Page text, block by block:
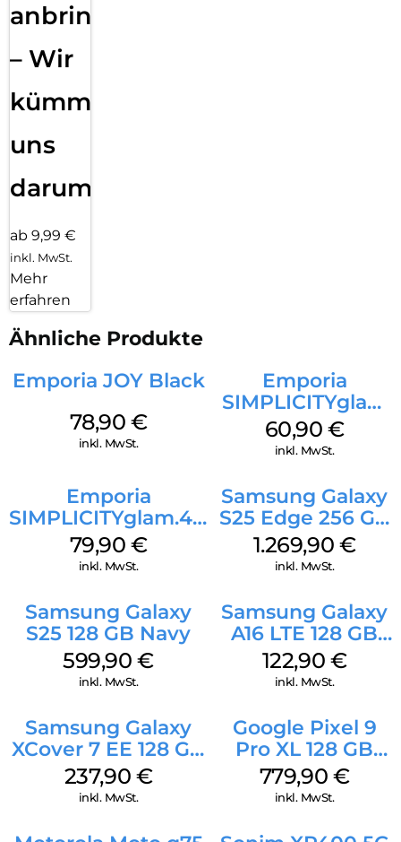
anbringen
– Wir
kümmern
uns
darum!
ab 9,99 €
inkl. MwSt.
Mehr
erfahren
Ähnliche Produkte
Emporia JOY Black
78,90 €
inkl. MwSt.
Emporia
SIMPLICITYglam
Schwarz
60,90 €
inkl. MwSt.
Emporia
SIMPLICITYglam.4G
Schwarz
79,90 €
inkl. MwSt.
Samsung Galaxy
S25 Edge 256 GB
Titanium Silver
1.269,90 €
inkl. MwSt.
Samsung Galaxy
S25 128 GB Navy
599,90€
inkl. MwSt.
Samsung Galaxy
A16 LTE 128 GB
Black
122,90 €
inkl. MwSt.
Samsung Galaxy
XCover 7 EE 128 GB
Black
237,90 €
inkl. MwSt.
Google Pixel 9
Pro XL 128 GB
Obsidian
779,90 €
inkl. MwSt.